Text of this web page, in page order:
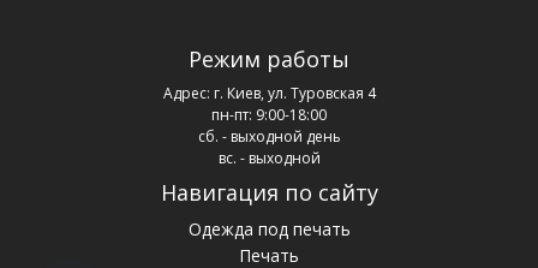
Режим работы
Адрес: г. Киев, ул. Туровская 4
пн-пт: 9:00-18:00
сб. - выходной день
вс. - выходной
Навигация по сайту
Одежда под печать
Печать